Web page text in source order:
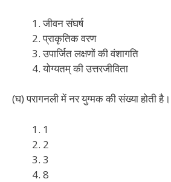
जीवन संघर्ष
प्राकृतिक वरण
उपार्जित लक्षणों की वंशागति
योग्यतम् की उत्तरजीविता
(घ) परागनली में नर युग्मक की संख्या होती है।
1
2
3
8